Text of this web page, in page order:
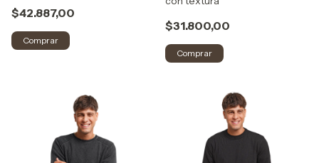
$42.887,00
Comprar
$31.800,00
Comprar